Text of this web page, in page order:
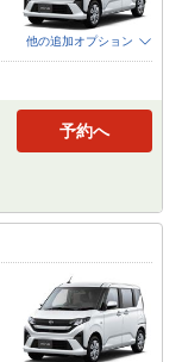
他の追加オプション
予約へ